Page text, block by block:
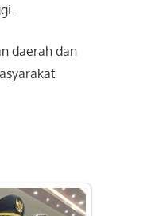
daerah dan